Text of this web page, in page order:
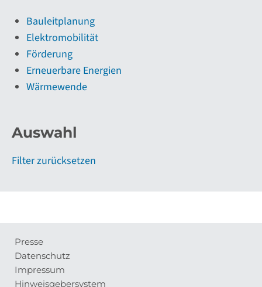
Bauleitplanung
Elektromobilität
Förderung
Erneuerbare Energien
Wärmewende
Auswahl
Filter zurücksetzen
Meta-
Navigation
Presse
Datenschutz
Impressum
Hinweisgebersystem